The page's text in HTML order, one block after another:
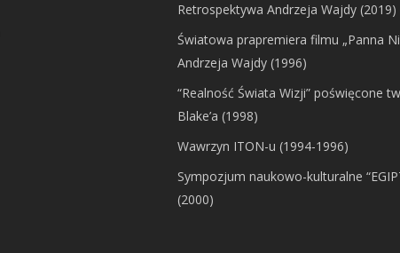
Retrospektywa Andrzeja Wajdy (2019)
Światowa prapremiera filmu „Panna
Andrzeja Wajdy (1996)
“Realność Świata Wizji” poświęcone
Blake’a (1998)
Wawrzyn ITON-u (1994-1996)
Sympozjum naukowo-kulturalne
(2000)